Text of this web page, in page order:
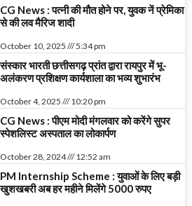
CG News : पत्नी की मौत होने पर, युवक नें प्रेमिका
से की लव मैरिज शादी
October 10, 2025 5:34 pm
संस्कार भारती छत्तीसगढ़ प्रांत द्वारा रायपुर में भू-
अलंकरण प्रशिक्षण कार्यशाला का भव्य शुभारंभ
October 4, 2025 10:20 pm
CG News : पीएम मोदी मंगलवार को करेंगे सुपर
स्पेशलिस्ट अस्पताल का लोकार्पण
October 28, 2024 12:52 am
PM Internship Scheme : युवाओं के लिए बड़ी
खुशखबरी अब हर महीने मिलेंगे 5000 रुपए